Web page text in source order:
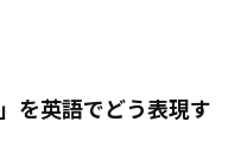
を英語でどう表現す